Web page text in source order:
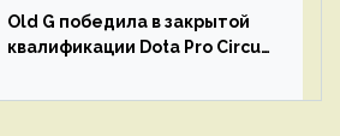
Old G победила в закрытой
квалификации Dota Pro Circuit